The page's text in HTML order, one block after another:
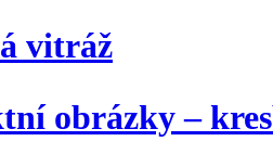
vitráž
obrázky –